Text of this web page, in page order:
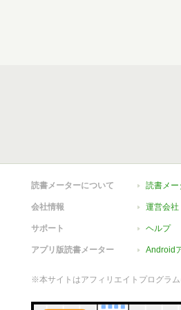
読書メーターについて 読書メー
会社情報 運営会社
サポート ヘルプ
アプリ版読書メーター Android
※本サイトはアフィリエイトプログラ